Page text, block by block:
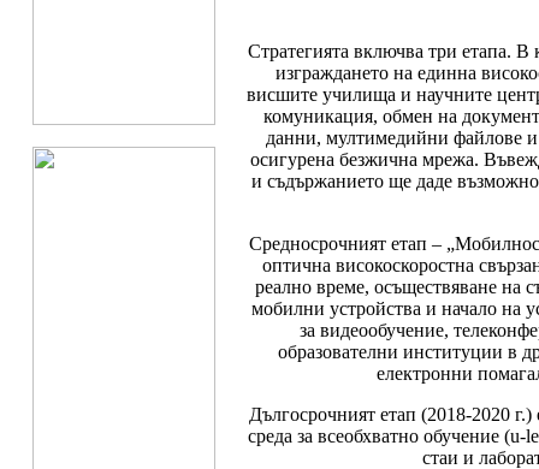
Стратегията включва три етапа.
изграждането на единна
висшите училища и научните
комуникация, обмен на
данни, мултимедийни файлове
осигурена безжична мрежа.
и съдържанието ще даде
Средносрочният етап –
оптична високоскоростна
реално време, осъществяване на
мобилни устройства и начало на
за видеообучение,
образователни институции в
електронни
Дългосрочният етап (2018-2020
среда за всеобхватно обучение
стаи и